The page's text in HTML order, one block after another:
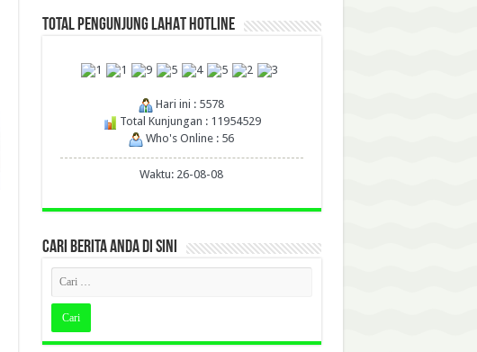
TOTAL PENGUNJUNG LAHAT HOTLINE
Hari ini : 5578
Total Kunjungan : 11954529
Who's Online : 56
Waktu: 26-08-08
CARI BERITA ANDA DI SINI